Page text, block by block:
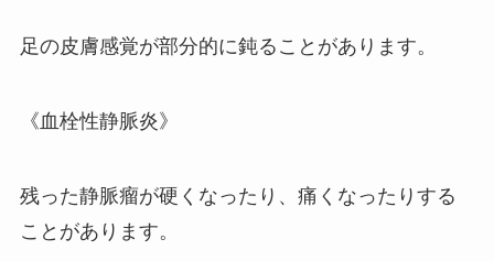
足の皮膚感覚が部分的に鈍ることがあります。
《血栓性静脈炎》
残った静脈瘤が硬くなったり、痛くなったりする
ことがあります。